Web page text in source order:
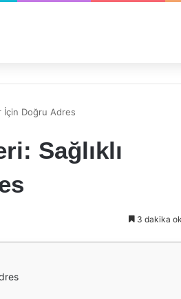
İçin Doğru Adres
Sağlıklı
3 dakika